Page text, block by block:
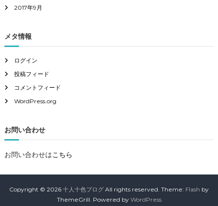
2017年9月
メタ情報
ログイン
投稿フィード
コメントフィード
WordPress.org
お問い合わせ
お問い合わせはこちら
Copyright © 2026 十人十色ブログ All rights reserved. Theme: Flash by
ThemeGrill. Powered by WordPress